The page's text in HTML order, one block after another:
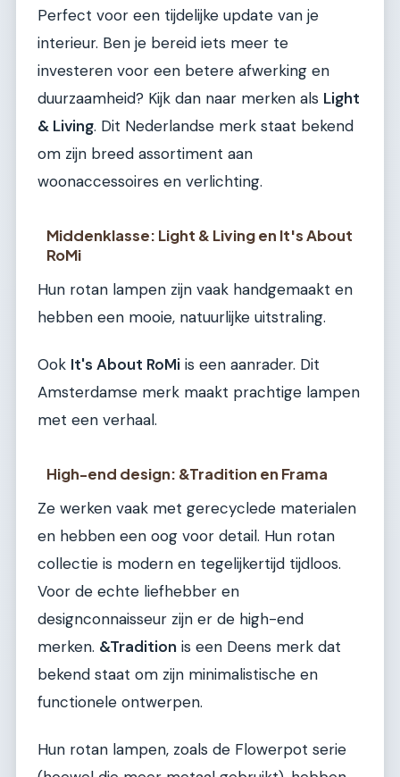
Perfect voor een tijdelijke update van je
interieur. Ben je bereid iets meer te
investeren voor een betere afwerking en
duurzaamheid? Kijk dan naar merken als Light
& Living. Dit Nederlandse merk staat bekend
om zijn breed assortiment aan
woonaccessoires en verlichting.
Middenklasse: Light & Living en It's About
RoMi
Hun rotan lampen zijn vaak handgemaakt en
hebben een mooie, natuurlijke uitstraling.
Ook It's About RoMi is een aanrader. Dit
Amsterdamse merk maakt prachtige lampen
met een verhaal.
High-end design: &Tradition en Frama
Ze werken vaak met gerecyclede materialen
en hebben een oog voor detail. Hun rotan
collectie is modern en tegelijkertijd tijdloos.
Voor de echte liefhebber en
designconnaisseur zijn er de high-end
merken. &Tradition is een Deens merk dat
bekend staat om zijn minimalistische en
functionele ontwerpen.
Hun rotan lampen, zoals de Flowerpot serie